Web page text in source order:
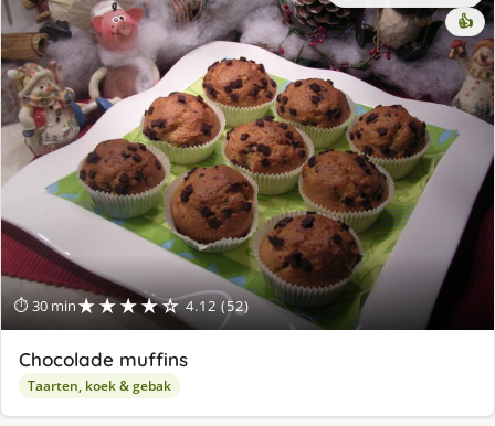
⏱ 30 min★★★★☆ 4.12 (52)
👍
Chocolade muffins
Taarten, koek & gebak